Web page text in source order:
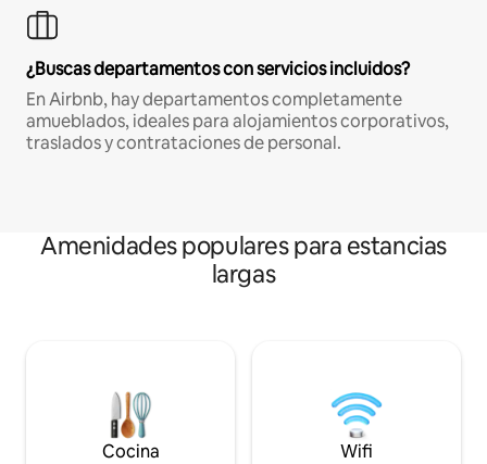
¿Buscas departamentos con servicios incluidos?
En Airbnb, hay departamentos completamente
amueblados, ideales para alojamientos corporativos,
traslados y contrataciones de personal.
Amenidades populares para estancias
largas
Cocina Wifi